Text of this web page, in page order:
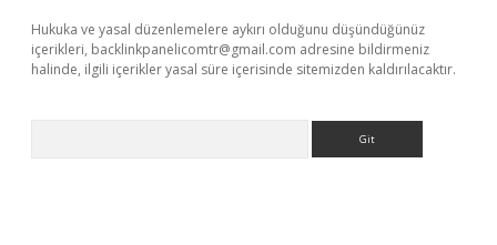
Hukuka ve yasal düzenlemelere aykırı olduğunu düşündüğünüz
içerikleri, backlinkpanelicomtr@gmail.com adresine bildirmeniz
halinde, ilgili içerikler yasal süre içerisinde sitemizden kaldırılacaktır.